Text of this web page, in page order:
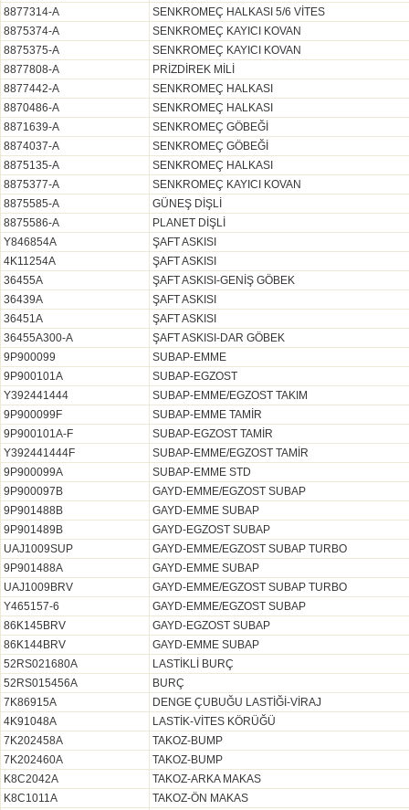
8877314-A
SENKROMEÇ HALKASI 5/6 VİTES
8875374-A
SENKROMEÇ KAYICI KOVAN
8875375-A
SENKROMEÇ KAYICI KOVAN
8877808-A
PRİZDİREK MİLİ
8877442-A
SENKROMEÇ HALKASI
8870486-A
SENKROMEÇ HALKASI
8871639-A
SENKROMEÇ GÖBEĞİ
8874037-A
SENKROMEÇ GÖBEĞİ
8875135-A
SENKROMEÇ HALKASI
8875377-A
SENKROMEÇ KAYICI KOVAN
8875585-A
GÜNEŞ DİŞLİ
8875586-A
PLANET DİŞLİ
Y846854A
ŞAFT ASKISI
4K11254A
ŞAFT ASKISI
36455A
ŞAFT ASKISI-GENİŞ GÖBEK
36439A
ŞAFT ASKISI
36451A
ŞAFT ASKISI
36455A300-A
ŞAFT ASKISI-DAR GÖBEK
9P900099
SUBAP-EMME
9P900101A
SUBAP-EGZOST
Y392441444
SUBAP-EMME/EGZOST TAKIM
9P900099F
SUBAP-EMME TAMİR
9P900101A-F
SUBAP-EGZOST TAMİR
Y392441444F
SUBAP-EMME/EGZOST TAMİR
9P900099A
SUBAP-EMME STD
9P900097B
GAYD-EMME/EGZOST SUBAP
9P901488B
GAYD-EMME SUBAP
9P901489B
GAYD-EGZOST SUBAP
UAJ1009SUP
GAYD-EMME/EGZOST SUBAP TURBO
9P901488A
GAYD-EMME SUBAP
UAJ1009BRV
GAYD-EMME/EGZOST SUBAP TURBO
Y465157-6
GAYD-EMME/EGZOST SUBAP
86K145BRV
GAYD-EGZOST SUBAP
86K144BRV
GAYD-EMME SUBAP
52RS021680A
LASTİKLİ BURÇ
52RS015456A
BURÇ
7K86915A
DENGE ÇUBUĞU LASTİĞİ-VİRAJ
4K91048A
LASTİK-VİTES KÖRÜĞÜ
7K202458A
TAKOZ-BUMP
7K202460A
TAKOZ-BUMP
K8C2042A
TAKOZ-ARKA MAKAS
K8C1011A
TAKOZ-ÖN MAKAS